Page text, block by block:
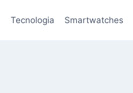
Tecnologia Smartwatches